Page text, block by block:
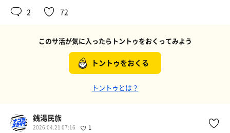
2 72
このサ活が気に入ったらトントゥをおくってみよう
トントゥをおくる
トントゥとは？
銭湯民族
2026.04.21 07:16 1